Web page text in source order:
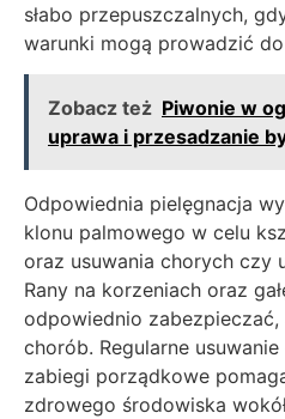
słabo przepuszczalnych,
warunki mogą prowadzić
Zobacz też Piwonie w
uprawa i przesadzanie
Odpowiednia pielęgnacja
klonu palmowego w celu
oraz usuwania chorych czy
Rany na korzeniach oraz
odpowiednio
chorób. Regularne
zabiegi porządkowe
zdrowego środowiska